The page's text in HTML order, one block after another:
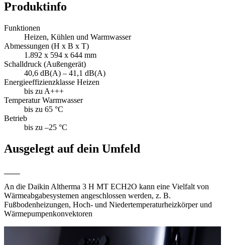
Produktinfo
Funktionen
Heizen, Kühlen und Warmwasser
Abmessungen (H x B x T)
1.892 x 594 x 644 mm
Schalldruck (Außengerät)
40,6 dB(A) – 41,1 dB(A)
Energieeffizienzklasse Heizen
bis zu A+++
Temperatur Warmwasser
bis zu 65 °C
Betrieb
bis zu –25 °C
Ausgelegt auf dein Umfeld
An die Daikin Altherma 3 H MT ECH2O kann eine Vielfalt von
Wärmeabgabesystemen angeschlossen werden, z. B.
Fußbodenheizungen, Hoch- und Niedertemperaturheizkörper und
Wärmepumpenkonvektoren